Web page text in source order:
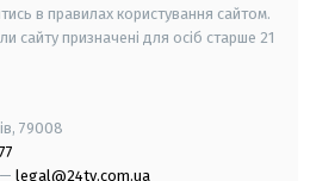
в правилах користування сайтом.
сайту призначені для осіб старше 21
79008
legal@24tv.com.ua